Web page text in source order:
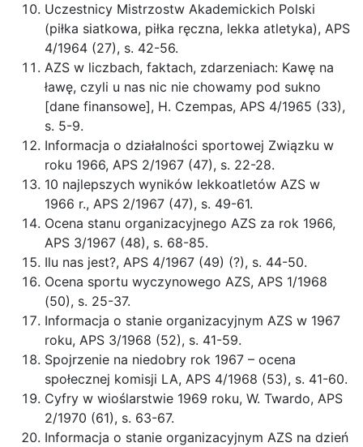
Uczestnicy Mistrzostw Akademickich Polski
(piłka siatkowa, piłka ręczna, lekka atletyka), APS
4/1964 (27), s. 42-56.
AZS w liczbach, faktach, zdarzeniach: Kawę na
ławę, czyli u nas nic nie chowamy pod sukno
[dane finansowe], H. Czempas, APS 4/1965 (33),
s. 5-9.
Informacja o działalności sportowej Związku w
roku 1966, APS 2/1967 (47), s. 22-28.
10 najlepszych wyników lekkoatletów AZS w
1966 r., APS 2/1967 (47), s. 49-61.
Ocena stanu organizacyjnego AZS za rok 1966,
APS 3/1967 (48), s. 68-85.
Ilu nas jest?, APS 4/1967 (49) (?), s. 44-50.
Ocena sportu wyczynowego AZS, APS 1/1968
(50), s. 25-37.
Informacja o stanie organizacyjnym AZS w 1967
roku, APS 3/1968 (52), s. 41-59.
Spojrzenie na niedobry rok 1967 – ocena
społecznej komisji LA, APS 4/1968 (53), s. 41-60.
Cyfry w wioślarstwie 1969 roku, W. Twardo, APS
2/1970 (61), s. 63-67.
Informacja o stanie organizacyjnym AZS na dzień